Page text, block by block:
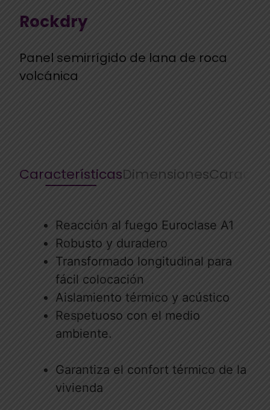
Rockdry
Panel semirrígido de lana de roca
volcánica
CaracterísticasDimensiones
Reacción al fuego Euroclase A1
Robusto y duradero
Transformado longitudinal para
fácil colocación
Aislamiento térmico y acústico
Respetuoso con el medio
ambiente.
Garantiza el confort térmico de la
vivienda